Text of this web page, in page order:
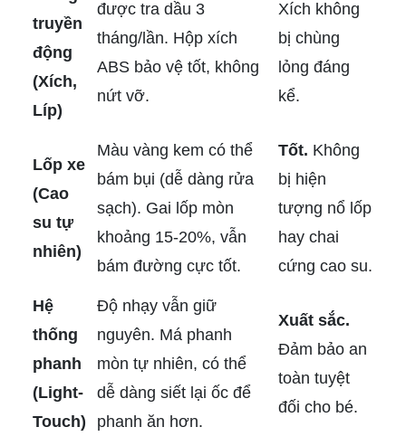
truyền
động
(Xích,
Líp)
được tra dầu 3
tháng/lần. Hộp xích
ABS bảo vệ tốt, không
nứt vỡ.
Xích không
bị chùng
lỏng đáng
kể.
Lốp xe
(Cao
su tự
nhiên)
Màu vàng kem có thể
bám bụi (dễ dàng rửa
sạch). Gai lốp mòn
khoảng 15-20%, vẫn
bám đường cực tốt.
Tốt. Không
bị hiện
tượng nổ lốp
hay chai
cứng cao su.
Hệ
thống
phanh
(Light-
Touch)
Độ nhạy vẫn giữ
nguyên. Má phanh
mòn tự nhiên, có thể
dễ dàng siết lại ốc để
phanh ăn hơn.
Xuất sắc.
Đảm bảo an
toàn tuyệt
đối cho bé.